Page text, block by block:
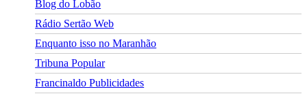
Blog do Lobão
Rádio Sertão Web
Enquanto isso no Maranhão
Tribuna Popular
Francinaldo Publicidades